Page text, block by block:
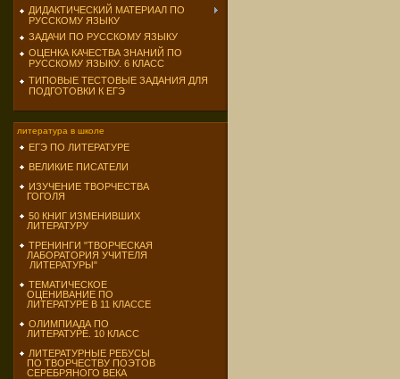
ДИДАКТИЧЕСКИЙ МАТЕРИАЛ ПО
РУССКОМУ ЯЗЫКУ
ЗАДАЧИ ПО РУССКОМУ ЯЗЫКУ
ОЦЕНКА КАЧЕСТВА ЗНАНИЙ ПО
РУССКОМУ ЯЗЫКУ. 6 КЛАСС
ТИПОВЫЕ ТЕСТОВЫЕ ЗАДАНИЯ ДЛЯ
ПОДГОТОВКИ К ЕГЭ
литература в школе
ЕГЭ ПО ЛИТЕРАТУРЕ
ВЕЛИКИЕ ПИСАТЕЛИ
ИЗУЧЕНИЕ ТВОРЧЕСТВА
ГОГОЛЯ
50 КНИГ ИЗМЕНИВШИХ
ЛИТЕРАТУРУ
ТРЕНИНГИ "ТВОРЧЕСКАЯ
ЛАБОРАТОРИЯ УЧИТЕЛЯ
ЛИТЕРАТУРЫ"
ТЕМАТИЧЕСКОЕ
ОЦЕНИВАНИЕ ПО
ЛИТЕРАТУРЕ В 11 КЛАССЕ
ОЛИМПИАДА ПО
ЛИТЕРАТУРЕ. 10 КЛАСС
ЛИТЕРАТУРНЫЕ РЕБУСЫ
ПО ТВОРЧЕСТВУ ПОЭТОВ
СЕРЕБРЯНОГО ВЕКА